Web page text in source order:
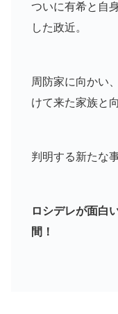
ついに有希と自
した政近。
周防家に向かい
けて来た家族と
判明する新たな
ロシデレが面白
間！